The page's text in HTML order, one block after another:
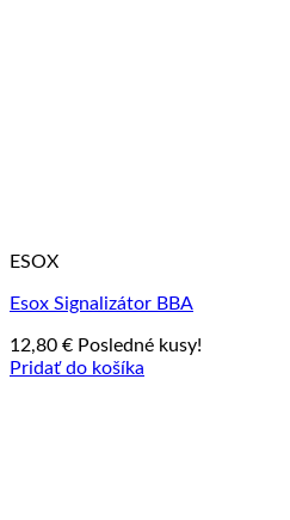
ESOX
Esox Signalizátor BBA
12,80 € Posledné kusy!
Pridať do košíka